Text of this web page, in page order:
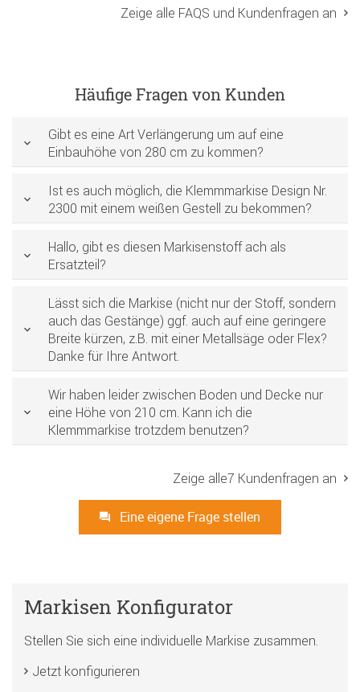
Zeige alle FAQS und Kundenfragen an
Häufige Fragen von Kunden
Gibt es eine Art Verlängerung um auf eine
Einbauhöhe von 280 cm zu kommen?
Ist es auch möglich, die Klemmmarkise Design Nr.
2300 mit einem weißen Gestell zu bekommen?
Hallo, gibt es diesen Markisenstoff ach als
Ersatzteil?
Lässt sich die Markise (nicht nur der Stoff, sondern
auch das Gestänge) ggf. auch auf eine geringere
Breite kürzen, z.B. mit einer Metallsäge oder Flex?
Danke für Ihre Antwort.
Wir haben leider zwischen Boden und Decke nur
eine Höhe von 210 cm. Kann ich die
Klemmmarkise trotzdem benutzen?
Zeige alle7 Kundenfragen an
Eine eigene Frage stellen
Markisen Konfigurator
Stellen Sie sich eine individuelle Markise zusammen.
Jetzt konfigurieren